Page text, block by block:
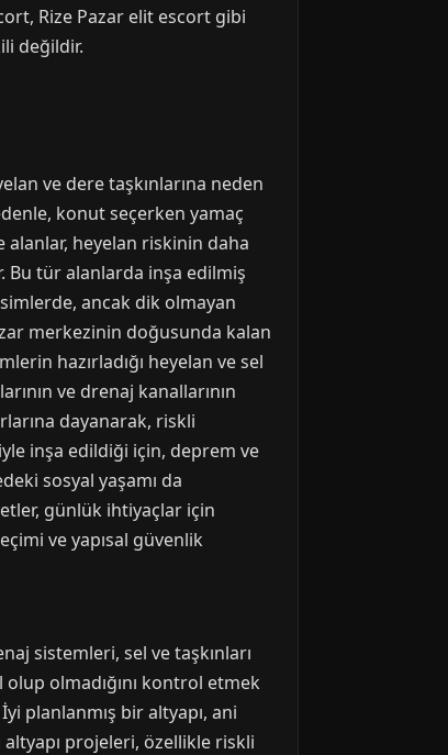
Rize Pazar elit escort gibi
değildir.
ve dere taşkınlarına neden
konut seçerken yamaç
alanlar, heyelan riskinin daha
Bu tür alanlarda inşa edilmiş
ancak dik olmayan
merkezinin doğusunda kalan
hazırladığı heyelan ve sel
ve drenaj kanallarının
dayanarak, riskli
inşa edildiği için, deprem ve
sosyal yaşamı da
günlük ihtiyaçlar için
ve yapısal güvenlik
sistemleri, sel ve taşkınları
olmadığını kontrol etmek
planlanmış bir altyapı, ani
projeleri, özellikle riskli